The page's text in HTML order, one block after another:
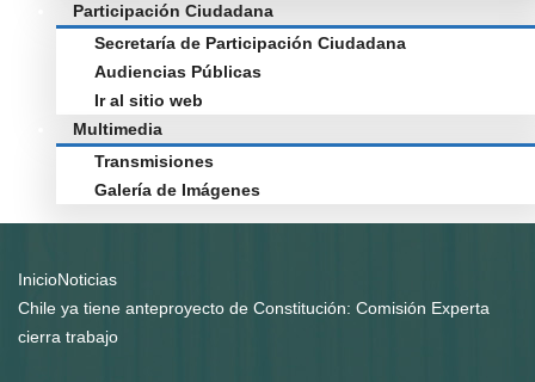
Participación Ciudadana
Secretaría de Participación Ciudadana
Audiencias Públicas
Ir al sitio web
Multimedia
Transmisiones
Galería de Imágenes
InicioNoticias
Chile ya tiene anteproyecto de Constitución: Comisión Experta
cierra trabajo